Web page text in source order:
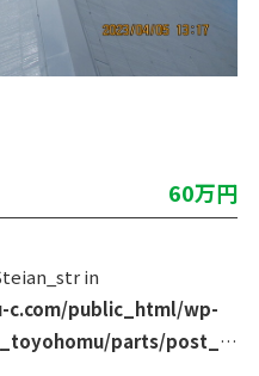
60万円
in
c.com/public_html/wp-
parts/post_li